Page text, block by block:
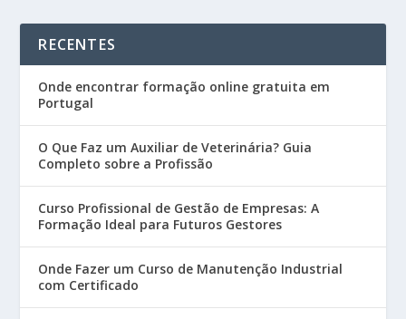
RECENTES
Onde encontrar formação online gratuita em
Portugal
O Que Faz um Auxiliar de Veterinária? Guia
Completo sobre a Profissão
Curso Profissional de Gestão de Empresas: A
Formação Ideal para Futuros Gestores
Onde Fazer um Curso de Manutenção Industrial
com Certificado